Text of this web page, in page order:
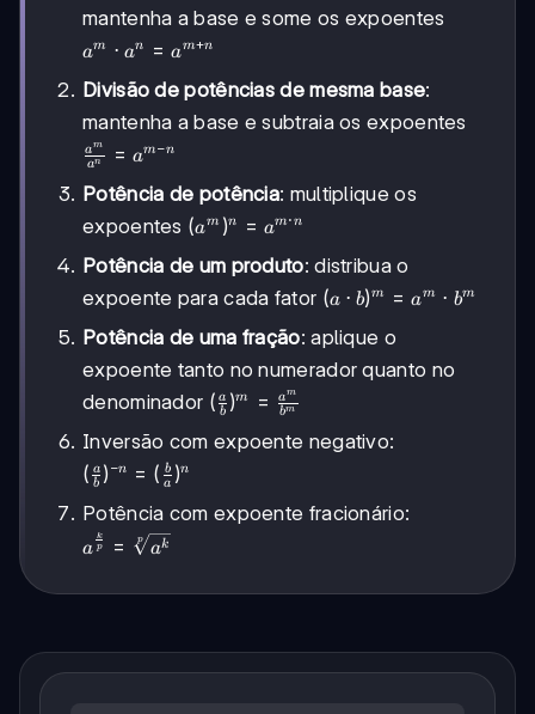
mantenha a base e some os expoentes
a^m
a^n =
a^{m+n}
am ⋅ an = am+n
Divisão de potências de mesma base:
mantenha a base e subtraia os expoentes
\frac{a^m}
a^{m-n}
an
am = am−n
Potência de potência: multiplique os
expoentes (a^m)^n
\cdot
n}
(am )n = am⋅n
Potência de um produto: distribua o
expoente para cada fator (a
b)^m
=
b^m
(a ⋅ b)m = am ⋅ bm
Potência de uma fração: aplique o
expoente tanto no numerador quanto no
denominador (\frac{a}
\frac{a^m}
( b
a )m = bm
am
Inversão com expoente negativo:
(\frac{a}
n} =
(\frac{b}
( b
a )−n = ( a
b )n
Potência com expoente fracionário:
a^{\frac{k}
\sqrt[p]
a p
k = p ak